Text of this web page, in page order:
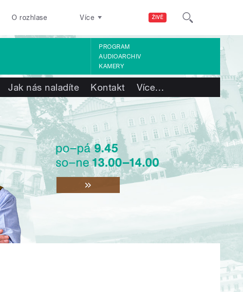
ŽIVĚ
O rozhlase Více
PROGRAM
AUDIOARCHIV
KAMERY
Jak nás naladíte Kontakt Více…